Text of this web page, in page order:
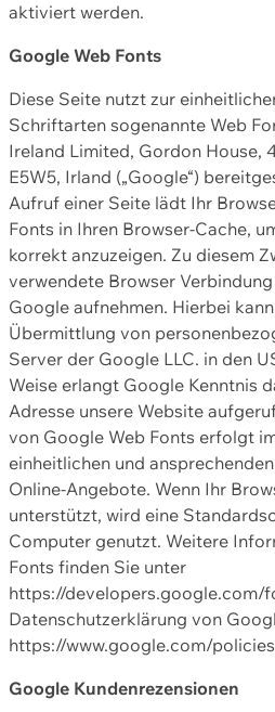
aktiviert werden.
Google Web Fonts
Diese Seite nutzt zur
Schriftarten sogenannte Web
Ireland Limited, Gordon House,
E5W5, Irland („Google“)
Aufruf einer Seite lädt Ihr
Fonts in Ihren Browser-Cache,
korrekt anzuzeigen. Zu diesem
verwendete Browser
Google aufnehmen. Hierbei
Übermittlung von
Server der Google LLC. in den
Weise erlangt Google Kenntnis
Adresse unsere Website
von Google Web Fonts erfolgt
einheitlichen und
Online-Angebote. Wenn Ihr
unterstützt, wird eine
Computer genutzt. Weitere
Fonts finden Sie unter
https://developers.google.com/
Datenschutzerklärung von
https://www.google.com/
Google Kundenrezensionen